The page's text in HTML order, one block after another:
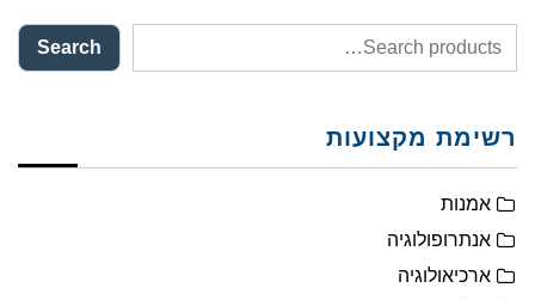
Search
רשימת מקצועות
אמנות
אנתרופולוגיה
ארכיאולוגיה